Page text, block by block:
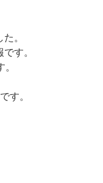
。
す。
す。